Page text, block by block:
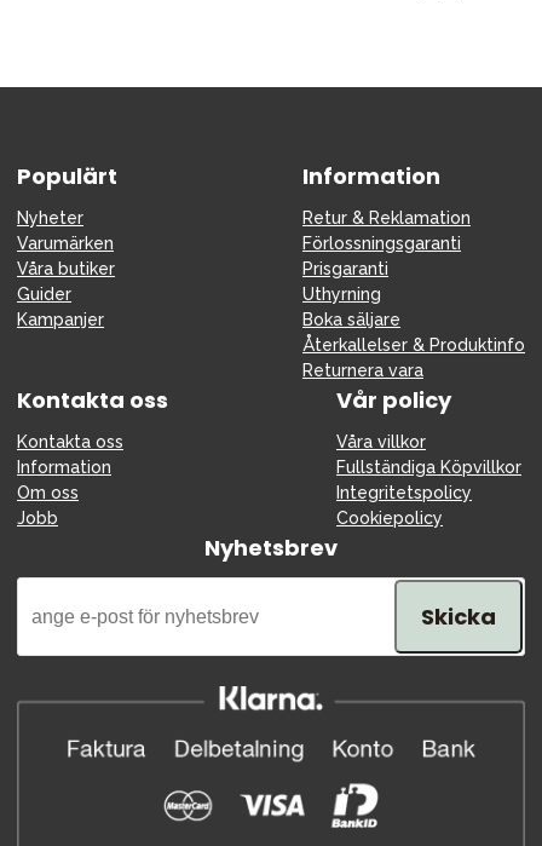
Populärt
Nyheter
Varumärken
Våra butiker
Guider
Kampanjer
Information
Retur & Reklamation
Förlossningsgaranti
Prisgaranti
Uthyrning
Boka säljare
Återkallelser & Produktinfo
Returnera vara
Kontakta oss
Kontakta oss
Information
Om oss
Jobb
Vår policy
Våra villkor
Fullständiga Köpvillkor
Integritetspolicy
Cookiepolicy
Nyhetsbrev
Skicka